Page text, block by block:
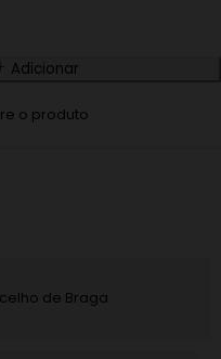
Adicionar
o produto
de Braga